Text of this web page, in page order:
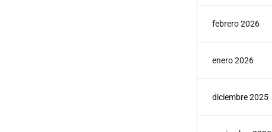
febrero 2026
enero 2026
diciembre 2025